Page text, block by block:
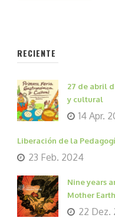
RECIENTE
27 de abril
y cultural
14 Apr.
Liberación de la
23 Feb. 2024
Nine years
Mother Earth
22 Dez.